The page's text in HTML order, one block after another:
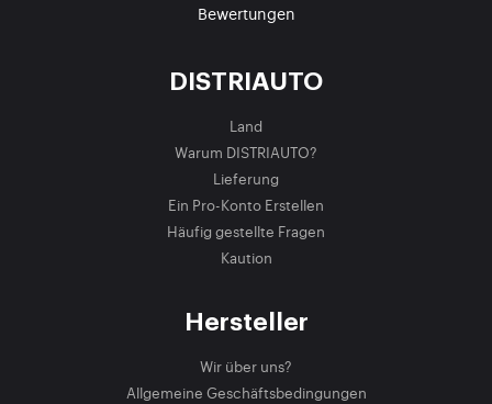
Bewertungen
DISTRIAUTO
Land
Warum DISTRIAUTO?
Lieferung
Ein Pro-Konto Erstellen
Häufig gestellte Fragen
Kaution
Hersteller
Wir über uns?
Allgemeine Geschäftsbedingungen